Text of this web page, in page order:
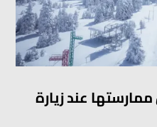
عند زيارة